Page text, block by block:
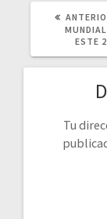
ESTE
Tu